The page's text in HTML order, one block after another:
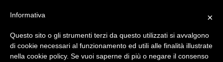
BROWSE TAG
Scarlett Johansson
×
Informativa
Questo sito o gli strumenti terzi da questo utilizzati si avvalgono
di cookie necessari al funzionamento ed utili alle finalità illustrate
nella cookie policy. Se vuoi saperne di più o negare il consenso